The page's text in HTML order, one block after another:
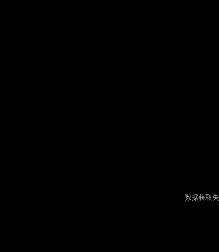
数据获取